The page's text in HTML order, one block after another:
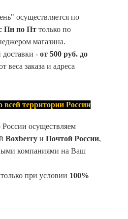
осуществляется по
Пн по Пт только по
магазина.
- от 500 руб. до
веса заказа и адреса
всей территории России
России осуществляем
Boxberry и Почтой России,
компаниями на Ваш
при условии 100%